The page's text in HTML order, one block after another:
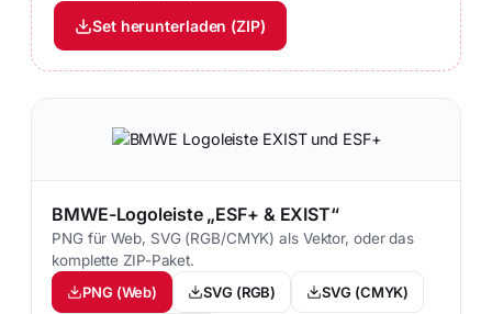
Set herunterladen (ZIP)
BMWE-Logoleiste „ESF+ & EXIST“
PNG für Web, SVG (RGB/CMYK) als Vektor, oder das
komplette ZIP-Paket.
PNG (Web)
SVG (RGB) SVG (CMYK)